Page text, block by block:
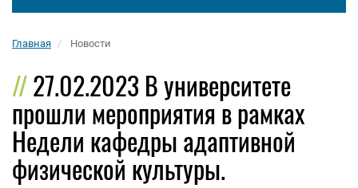
Главная Новости
27.02.2023 В университете
прошли мероприятия в рамках
Недели кафедры адаптивной
физической культуры.